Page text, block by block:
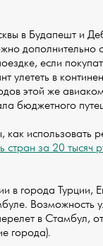
в Будапешт и
дополнительно
если
улететь в
этой же
бюджетного
как использовать
стран за 20 тысяч
в города Турции,
Возможность
в Стамбул,
города).